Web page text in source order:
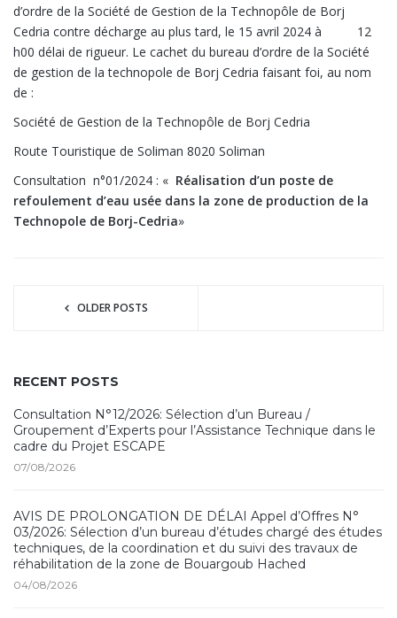
d’ordre de la Société de Gestion de la Technopôle de Borj
Cedria contre décharge au plus tard, le 15 avril 2024 à 12
h00 délai de rigueur. Le cachet du bureau d’ordre de la Société
de gestion de la technopole de Borj Cedria faisant foi, au nom
de :
Société de Gestion de la Technopôle de Borj Cedria
Route Touristique de Soliman 8020 Soliman
Consultation n°01/2024 : « Réalisation d’un poste de
refoulement d’eau usée dans la zone de production de la
Technopole de Borj-Cedria»
OLDER POSTS
RECENT POSTS
Consultation N°12/2026: Sélection d’un Bureau /
Groupement d’Experts pour l’Assistance Technique dans le
cadre du Projet ESCAPE
07/08/2026
AVIS DE PROLONGATION DE DÉLAI Appel d’Offres N°
03/2026: Sélection d’un bureau d’études chargé des études
techniques, de la coordination et du suivi des travaux de
réhabilitation de la zone de Bouargoub Hached
04/08/2026